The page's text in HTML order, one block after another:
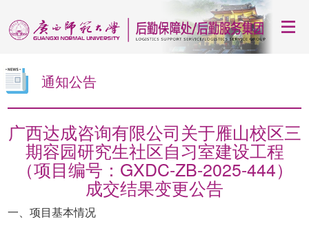
通知公告
广西达成咨询有限公司关于雁山校区三
期容园研究生社区自习室建设工程
（项目编号：GXDC-ZB-2025-444）
成交结果变更公告
一、项目基本情况